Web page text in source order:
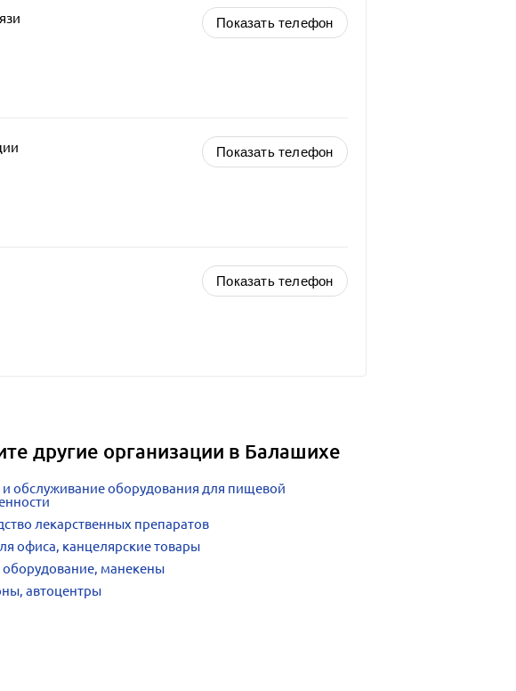
Показать телефон
Показать телефон
Показать телефон
другие организации в Балашихе
и обслуживание оборудования для пищевой
лекарственных препаратов
офиса, канцелярские товары
оборудование, манекены
автоцентры